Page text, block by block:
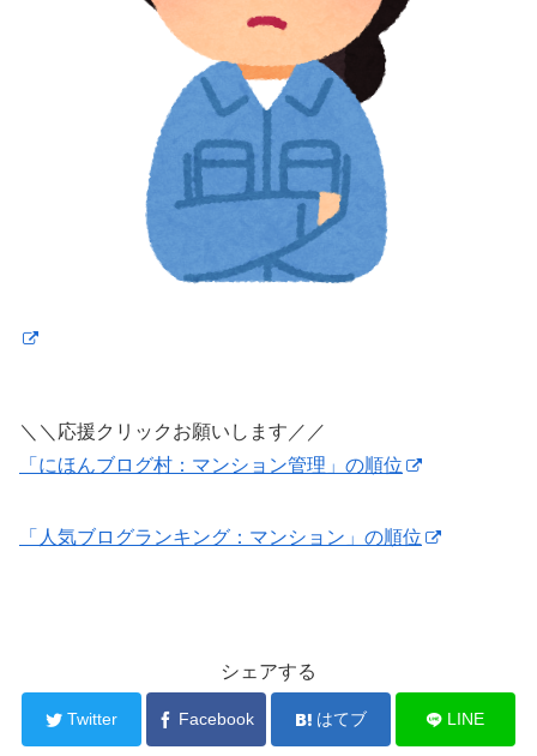
＼＼応援クリックお願いします／／
「にほんブログ村：マンション管理」の順位
「人気ブログランキング：マンション」の順位
シェアする
Twitter Facebook はてブ LINE